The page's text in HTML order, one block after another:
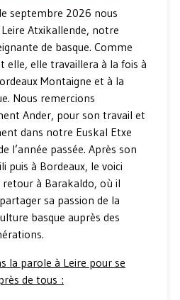
septembre 2026 nous
Atxikallende, notre
de basque. Comme
elle, elle travaillera à la fois à
Montaigne et à la
Nous remercions
Ander, pour son travail et
dans notre Euskal Etxe
l’année passée. Après son
puis à Bordeaux, le voici
retour à Barakaldo, où il
sa passion de la
basque auprès des
la parole à Leire pour se
de tous :